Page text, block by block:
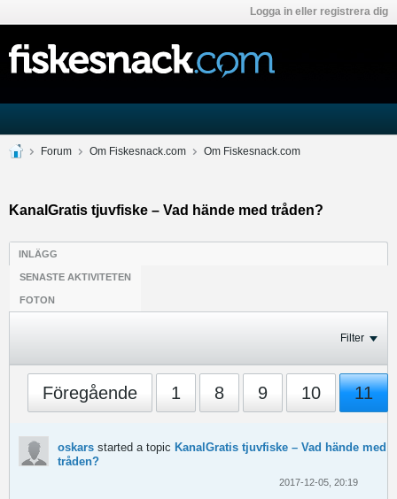
Logga in eller registrera dig
Forum Om Fiskesnack.com Om Fiskesnack.com
KanalGratis tjuvfiske – Vad hände med tråden?
INLÄGG
SENASTE AKTIVITETEN
FOTON
Filter
Föregående 1 8 9 10 11
oskars started a topic KanalGratis tjuvfiske – Vad hände med
tråden?
2017-12-05, 20:19